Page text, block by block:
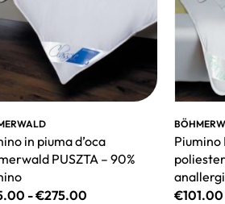
in piuma d’oca
PUSZTA – 90%
-€275.00
€101.00